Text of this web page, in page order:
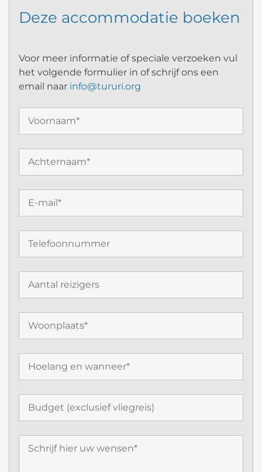
Deze accommodatie boeken
Voor meer informatie of speciale verzoeken vul
het volgende formulier in of schrijf ons een
email naar info@tururi.org